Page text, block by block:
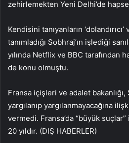
zehirlemekten Yeni Delhi’de
Kendisini tanıyanların ‘dolandırıcı’
tanımladığı Sobhraj’ın işlediği
yılında Netflix ve BBC tarafından
de konu olmuştu.
Fransa içişleri ve adalet bakanlığı,
yargılanıp yargılanmayacağına
vermedi. Fransa’da “büyük suçlar”
20 yıldır. (DIŞ HABERLER)